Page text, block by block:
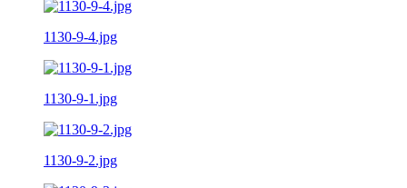
1130-9-4.jpg
1130-9-1.jpg
1130-9-2.jpg